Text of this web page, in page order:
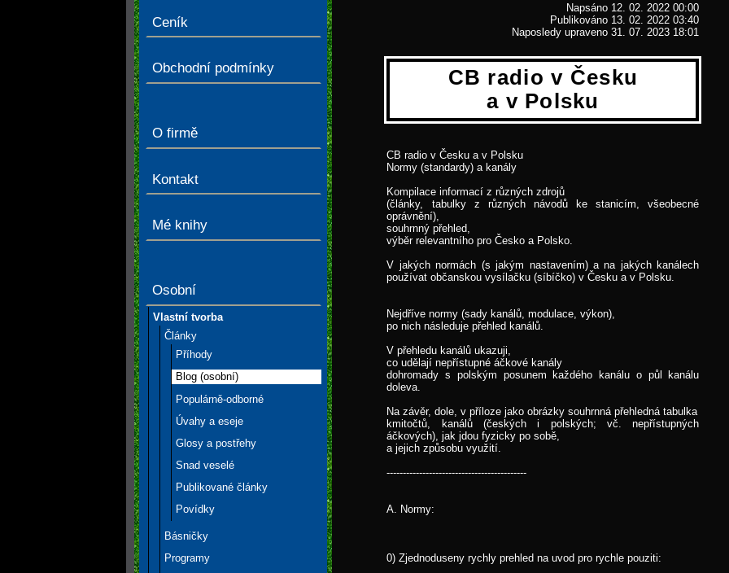
Ceník
Obchodní podmínky
O firmě
Kontakt
Mé knihy
Osobní
Vlastní tvorba
Články
Příhody
Blog (osobní)
Populárně-odborné
Úvahy a eseje
Glosy a postřehy
Snad veselé
Publikované články
Povídky
Básničky
Programy
Napsáno 12. 02. 2022 00:00
Publikováno 13. 02. 2022 03:40
Naposledy upraveno 31. 07. 2023 18:01
CB radio v Česku
a v Polsku
CB radio v Česku a v Polsku
Normy (standardy) a kanály
Kompilace informací z různých zdrojů
(články, tabulky z různých návodů ke stanicím, všeobecné
oprávnění),
souhrnný přehled,
výběr relevantního pro Česko a Polsko.
V jakých normách (s jakým nastavením) a na jakých kanálech
používat občanskou vysílačku (síbíčko) v Česku a v Polsku.
Nejdříve normy (sady kanálů, modulace, výkon),
po nich následuje přehled kanálů.
V přehledu kanálů ukazuji,
co udělají nepřístupné áčkové kanály
dohromady s polským posunem každého kanálu o půl kanálu
doleva.
Na závěr, dole, v příloze jako obrázky souhrnná přehledná tabulka
kmitočtů, kanálů (českých i polských; vč. nepřístupných
áčkových), jak jdou fyzicky po sobě,
a jejich způsobu využití.
-------------------------------------------
A. Normy:
0) Zjednoduseny rychly prehled na uvod pro rychle pouziti: